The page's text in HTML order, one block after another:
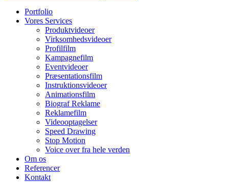
Portfolio
Vores Services
Produktvideoer
Virksomhedsvideoer
Profilfilm
Kampagnefilm
Eventvideoer
Præsentationsfilm
Instruktionsvideoer
Animationsfilm
Biograf Reklame
Reklamefilm
Videooptagelser
Speed Drawing
Stop Motion
Voice over fra hele verden
Om os
Referencer
Kontakt